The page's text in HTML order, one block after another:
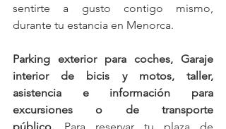
sentirte a gusto contigo mismo,
durante tu estancia en Menorca.
Parking exterior para coches, Garaje
interior de bicis y motos, taller,
asistencia e información para
excursiones o de transporte
público. Para reservar tu plaza de